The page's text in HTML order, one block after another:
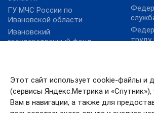
Этот сайт использует cookie-файлы и
(сервисы Яндекс.Метрика и
Вам в навигации, а также для
ГУ МЧС России по
Ивановской области
Ивановский
государственный фонд
Ивановской области
Уполномоченный по
правам человека в
труду